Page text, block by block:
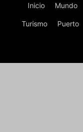
Inicio Mundo
Turismo Puerto